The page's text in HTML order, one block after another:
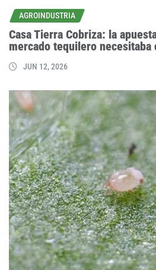
AGROINDUSTRIA
Casa Tierra Cobriza: la
mercado tequilero necesitaba
JUN 12, 2026